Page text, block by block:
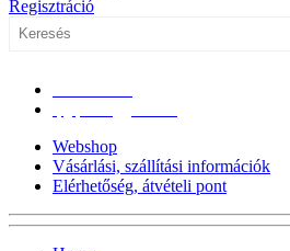
Regisztráció
Webshop
Vásárlási, szállítási információk
Elérhetőség, átvételi pont